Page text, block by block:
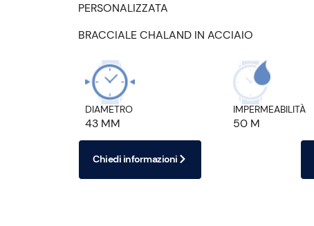
PERSONALIZZATA
BRACCIALE CHALAND IN ACCIAIO
DIAMETRO
43 MM
IMPERMEABILITÀ
50 M
Chiedi informazioni